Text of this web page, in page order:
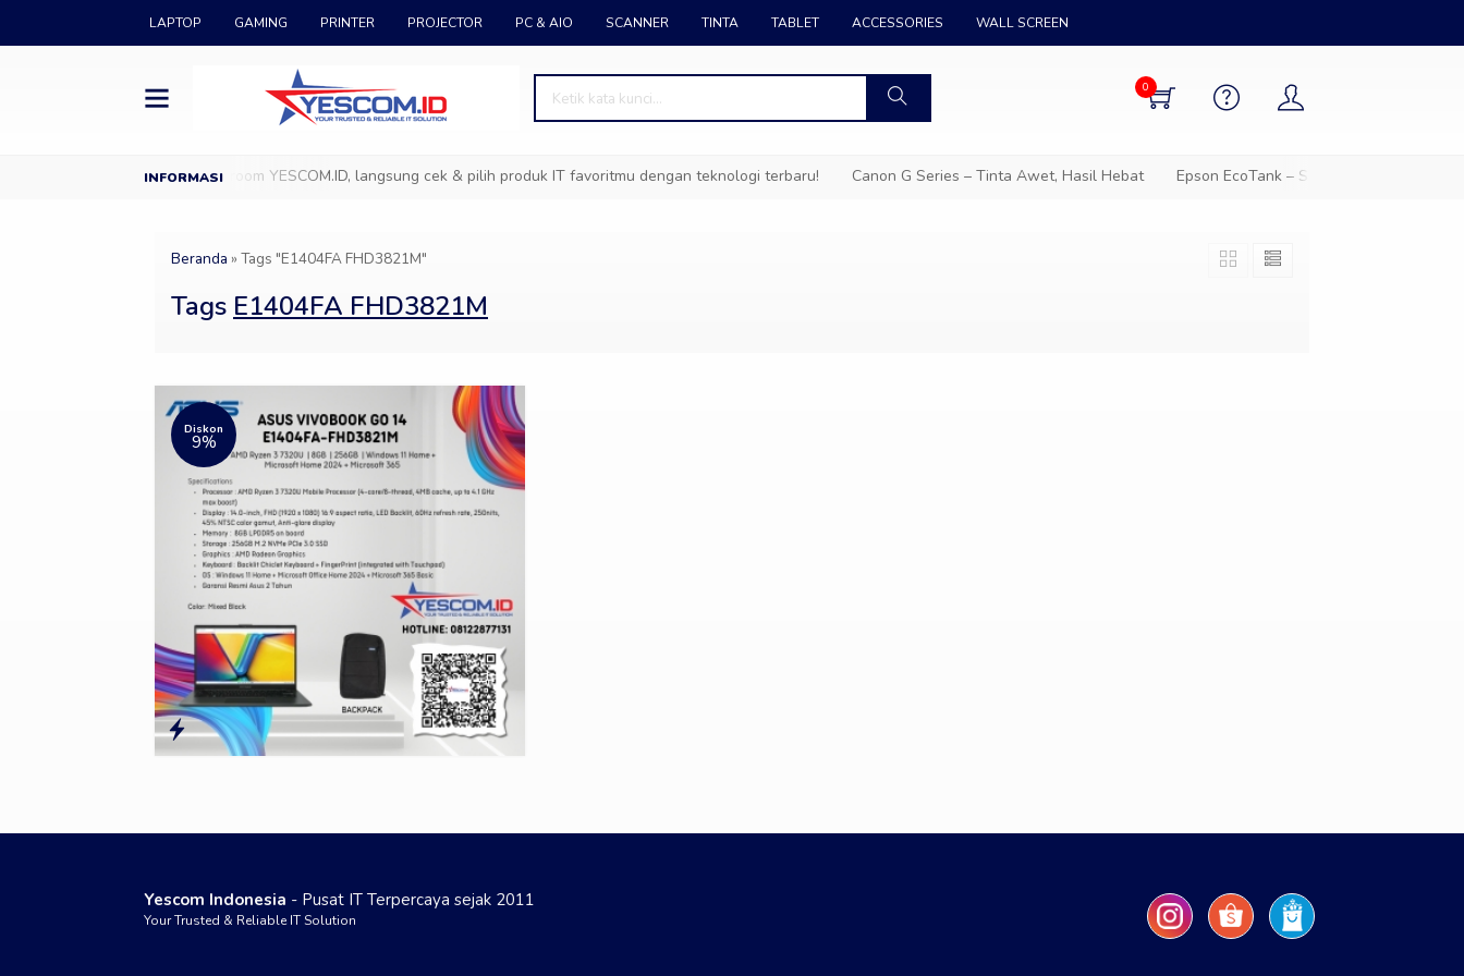
LAPTOP GAMING PRINTER PROJECTOR PC & AIO SCANNER TINTA TABLET ACCESSORIES WALL SCREEN
0
Datang ke Showroom YESCOM.ID, langsung cek & pilih produk IT favoritmu dengan teknologi terbaru! Canon G Series – Tinta Awet, Hasil Hebat Epson EcoTank – Solusi cetak hemat
Beranda » Tags "E1404FA FHD3821M"
Tags E1404FA FHD3821M
Diskon
9%
Yescom Indonesia - Pusat IT Terpercaya sejak 2011
Your Trusted & Reliable IT Solution